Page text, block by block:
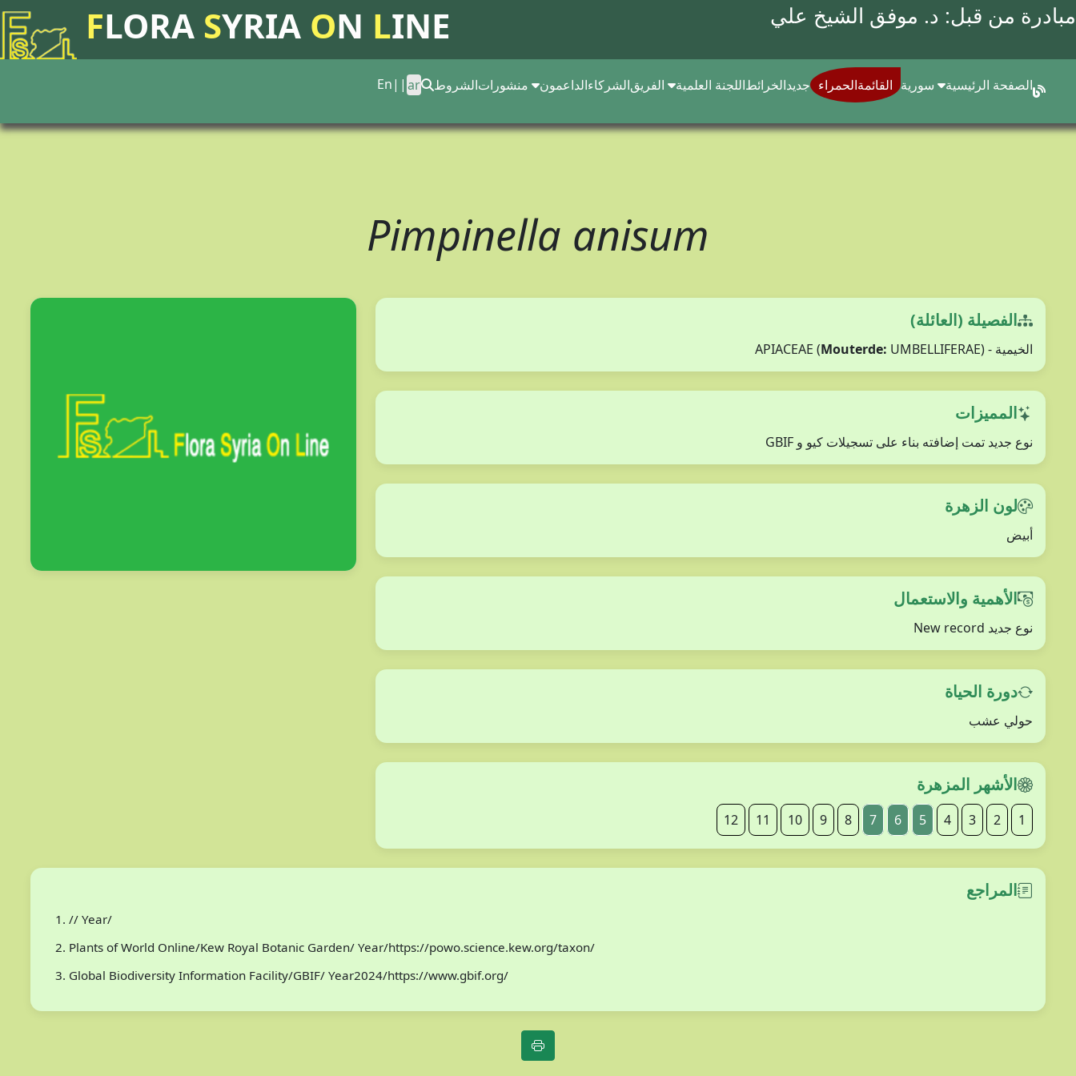
FLORA SYRIA ON LINE مبادرة من قبل: د. موفق الشيخ علي
الصفحة الرئيسية القائمةالحمراء جديدالخرائطاللجنة العلمية الشركاءالداعمون الشروط En|| ar
Pimpinella anisum
الفصيلة (العائلة)
الخيمية - APIACEAE ( Mouterde: UMBELLIFERAE)
المميزات
نوع جديد تمت إضافته بناء على تسجيلات كيو و GBIF
لون الزهرة
أبيض
الأهمية والاستعمال
نوع جديد New record
دورة الحياة
حولي عشب
الأشهر المزهرة
1
2
3
4
5
6
7
8
9
10
11
12
المراجع
// Year/
Plants of World Online/Kew Royal Botanic Garden/ Year/https://powo.science.kew.org/taxon/
Global Biodiversity Information Facility/GBIF/ Year2024/https://www.gbif.org/